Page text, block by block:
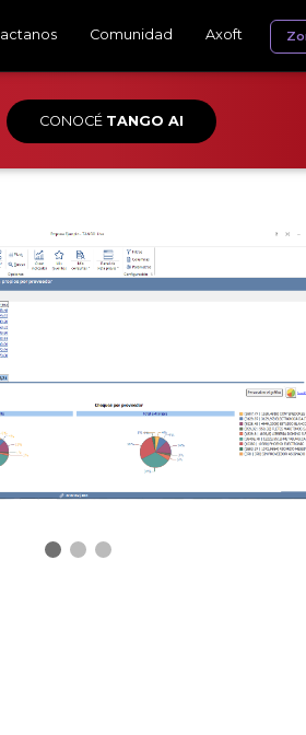
Comunidad Axoft
CONOCÉ TANGO AI